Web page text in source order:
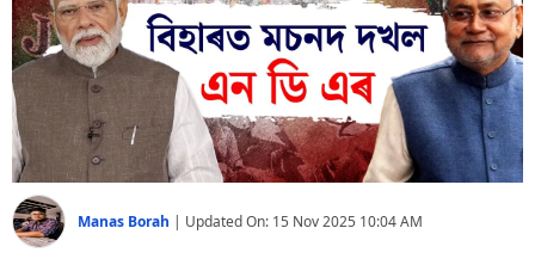
প্ৰযুক্তি
Videos
Manas Borah | Updated On: 15 Nov 2025 10:04 AM